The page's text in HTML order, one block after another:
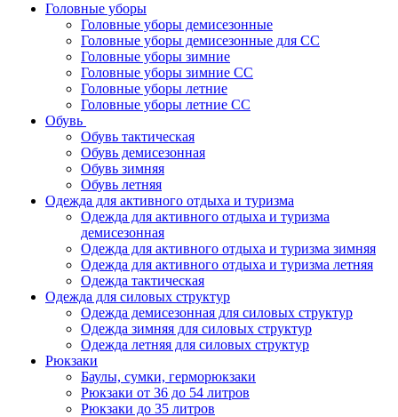
Головные уборы
Головные уборы демисезонные
Головные уборы демисезонные для СС
Головные уборы зимние
Головные уборы зимние СС
Головные уборы летние
Головные уборы летние СС
Обувь
Обувь тактическая
Обувь демисезонная
Обувь зимняя
Обувь летняя
Одежда для активного отдыха и туризма
Одежда для активного отдыха и туризма
демисезонная
Одежда для активного отдыха и туризма зимняя
Одежда для активного отдыха и туризма летняя
Одежда тактическая
Одежда для силовых структур
Одежда демисезонная для силовых структур
Одежда зимняя для силовых структур
Одежда летняя для силовых структур
Рюкзаки
Баулы, сумки, герморюкзаки
Рюкзаки от 36 до 54 литров
Рюкзаки до 35 литров